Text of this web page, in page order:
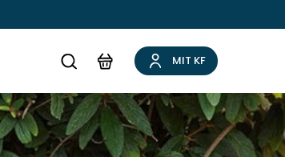
MIT KF